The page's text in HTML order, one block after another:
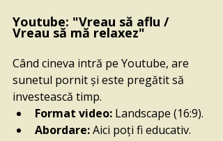
Youtube: "Vreau să aflu /
Vreau să mă relaxez"
Când cineva intră pe Youtube, are
sunetul pornit și este pregătit să
investească timp.
Format video: Landscape (16:9).
Abordare: Aici poți fi educativ.